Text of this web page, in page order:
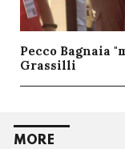
Pecco Bagnaia
Grassilli
MORE